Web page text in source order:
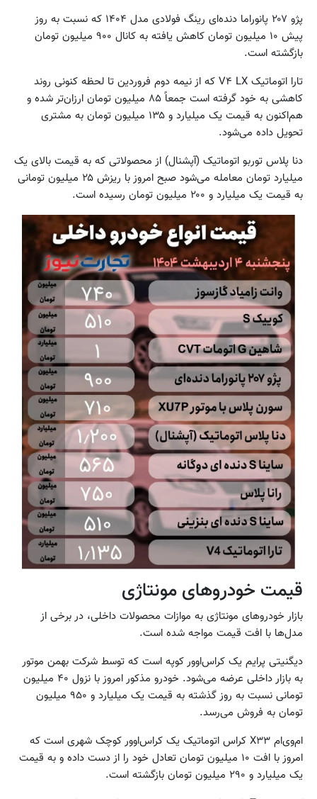
پژو ۲۰۷ پانوراما دنده‌ای رینگ فولادی مدل ۱۴۰۴ که نسبت به روز
پیش ۱۰ میلیون تومان کاهش یافته به کانال ۹۰۰ میلیون تومان
بازگشته است.
تارا اتوماتیک V۴ LX که از نیمه دوم فروردین تا لحظه کنونی روند
کاهشی به خود گرفته است جمعاً ۸۵ میلیون تومان ارزان‌تر شده و
هم‌اکنون به قیمت یک میلیارد و ۱۳۵ میلیون تومان به مشتری
تحویل داده می‌شود.
دنا پلاس توربو اتوماتیک (آپشنال) از محصولاتی که به قیمت بالای یک
میلیارد تومان معامله می‌شود صبح امروز با ریزش ۲۵ میلیون تومانی
به قیمت یک میلیارد و ۲۰۰ میلیون تومان رسیده است.
قیمت خودروهای مونتاژی
بازار خودروهای مونتاژی به موازات محصولات داخلی، در برخی از
مدل‌ها با افت قیمت مواجه شده است.
دیگنیتی پرایم یک کراس‌اوور کوپه است که توسط شرکت بهمن موتور
به بازار داخلی عرضه می‌شود. خودرو مذکور امروز با نزول ۴۰ میلیون
تومانی نسبت به روز گذشته به قیمت یک میلیارد و ۹۵۰ میلیون
تومان به فروش می‌رسد.
ام‌وی‌ام X۳۳ کراس اتوماتیک یک کراس‌اوور کوچک شهری است که
امروز با افت ۱۰ میلیون تومان تعادل خود را از دست داده و به قیمت
یک میلیارد و ۲۹۰ میلیون تومان بازگشته است.